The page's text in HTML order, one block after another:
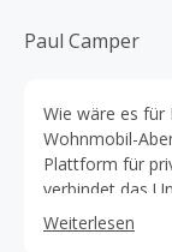
Paul Camper
Wie wäre es für
Wohnmobil-
Plattform für
verbindet das
Reiselustigen,
(Wohnwagen,
Weiterlesen